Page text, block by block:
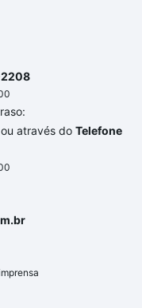
2208
ou através do Telefone